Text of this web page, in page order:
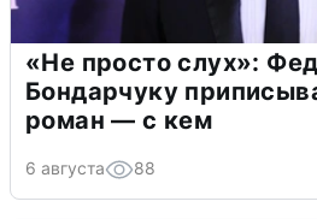
«Не просто слух»:
Бондарчуку
роман — с кем
6 августа 88